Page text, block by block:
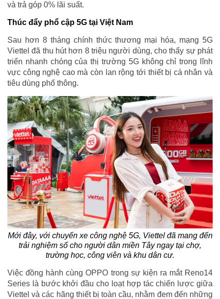
và trả góp 0% lãi suất.
Thúc đẩy phổ cập 5G tại Việt Nam
Sau hơn 8 tháng chính thức thương mại hóa, mạng 5G
Viettel đã thu hút hơn 8 triệu người dùng, cho thấy sự phát
triển nhanh chóng của thị trường 5G không chỉ trong lĩnh
vực công nghệ cao mà còn lan rộng tới thiết bị cá nhân và
tiêu dùng phổ thông.
Mới đây, với chuyến xe công nghệ 5G, Viettel đã mang đến
trải nghiệm số cho người dân miền Tây ngay tại chợ,
trường học, công viên và khu dân cư.
Việc đồng hành cùng OPPO trong sự kiện ra mắt Reno14
Series là bước khởi đầu cho loạt hợp tác chiến lược giữa
Viettel và các hãng thiết bị toàn cầu, nhằm đem đến những